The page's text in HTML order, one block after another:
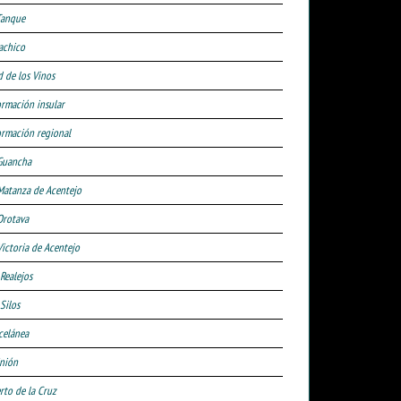
de los Vinos
insular
regional
de Acentejo
de Acentejo
de la Cruz